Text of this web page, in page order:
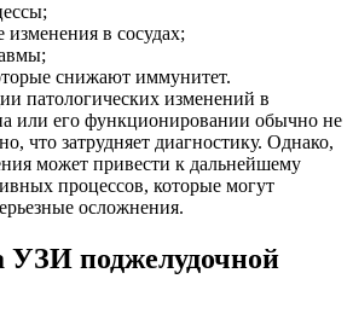
изменения в сосудах;
снижают иммунитет.
патологических изменений в
или его функционировании обычно не
что затрудняет диагностику. Однако,
может привести к дальнейшему
процессов, которые могут
осложнения.
поджелудочной